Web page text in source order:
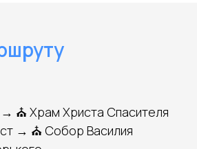
⛪ Храм Христа Спасителя
→ ⛪ Собор Василия